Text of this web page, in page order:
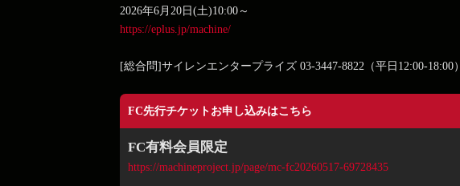
2026年6月20日(土)10:00～
https://eplus.jp/machine/
[総合問]サイレンエンタープライズ 03-3447-8822（平日12:00-18:00）
FC先行チケットお申し込みはこちら
FC有料会員限定
https://machineproject.jp/page/mc-fc20260517-69728435